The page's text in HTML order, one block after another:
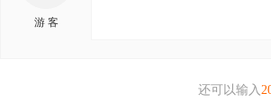
游 客
还可以输入